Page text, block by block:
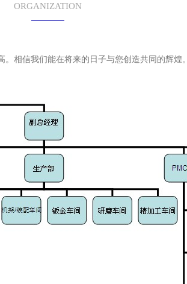
ORGANIZATION
相信我们能在将来的日子与您创造共同的辉煌。